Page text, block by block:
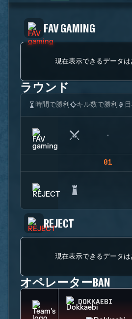
FAV GAMING
現在表示できるデータ
ラウンド
時間で勝利 キル数で勝利
01
REJECT
現在表示できるデータ
オペレーターBAN
DOKKAEBI